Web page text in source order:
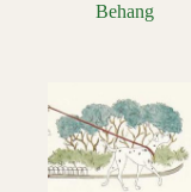
Behang